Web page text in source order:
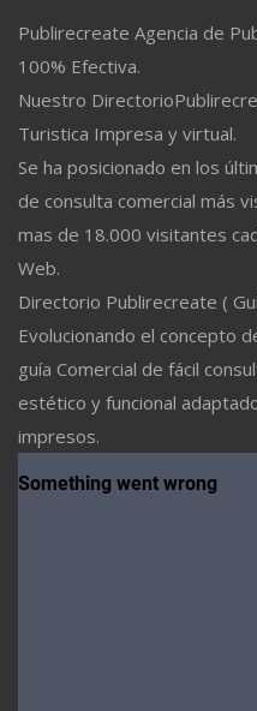
Publirecreate Agencia de
100% Efectiva.
Nuestro
Turistica Impresa y virtual.
Se ha posicionado en los
de consulta comercial más
mas de 18.000 visitantes
Web.
Directorio Publirecreate (
Evolucionando el concepto
guía Comercial de fácil
estético y funcional
impresos.